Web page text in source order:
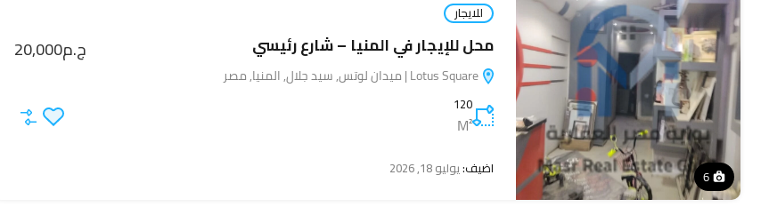
6
للايجار
محل للإيجار في المنيا – شارع رئيسي ج.م20,000
120
M²
اضيف:يوليو 18, 2026